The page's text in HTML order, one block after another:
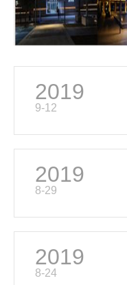
2019
9-12
2019
8-29
2019
8-24